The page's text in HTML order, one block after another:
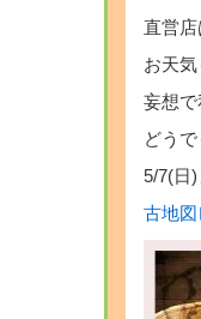
直営店
お天
妄想
どう
5/7(日
古地図